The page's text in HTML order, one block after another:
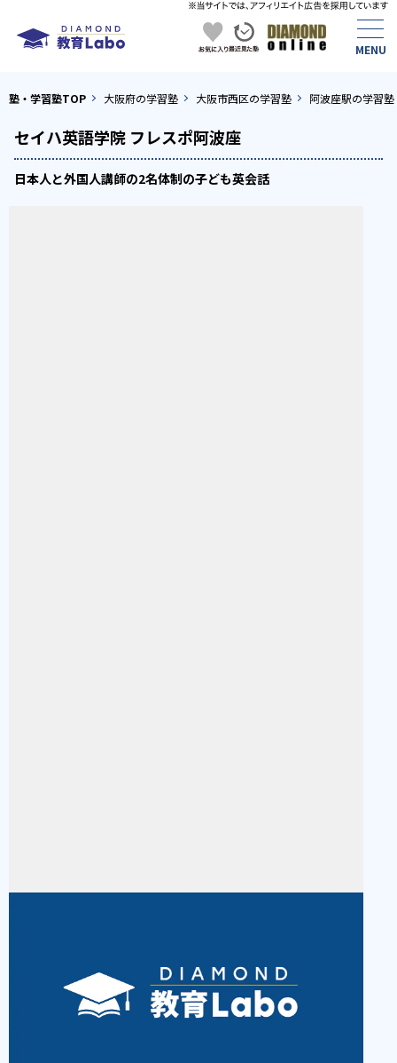
塾・学習塾TOP 大阪府の学習塾 大阪市西区の学習塾 阿波座駅の学習塾
セイハ英語学院 フレスポ阿波座
日本人と外国人講師の2名体制の子ども英会話